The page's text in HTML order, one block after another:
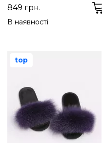
849 грн.
В наявності
top